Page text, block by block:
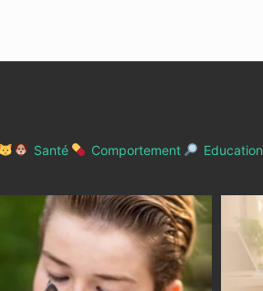
Santé Comportement Education